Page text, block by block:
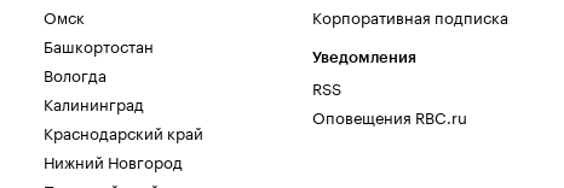
Омск
Башкортостан
Вологда
Калининград
Краснодарский край
Нижний Новгород
Корпоративная подписка
Уведомления
RSS
Оповещения RBC.ru